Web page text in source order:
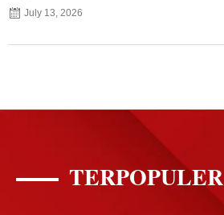
July 13, 2026
TERPOPULER